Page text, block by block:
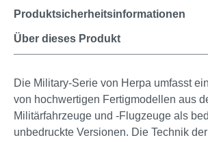
Über dieses Produkt
Produktsicherheitsinformationen
Die Military-Serie von Herpa umfasst
von hochwertigen Fertigmodellen aus
Militärfahrzeuge und -Flugzeuge als
unbedruckte Versionen. Die Technik